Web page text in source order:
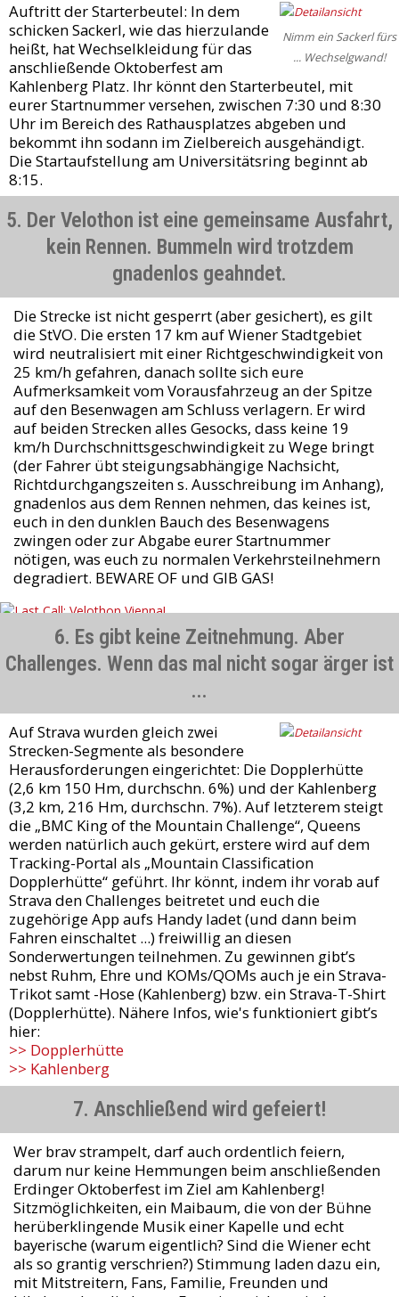
Nimm ein Sackerl fürs
... Wechselgwand!
Auftritt der Starterbeutel: In dem
schicken Sackerl, wie das hierzulande
heißt, hat Wechselkleidung für das
anschließende Oktoberfest am
Kahlenberg Platz. Ihr könnt den Starterbeutel, mit
eurer Startnummer versehen, zwischen 7:30 und 8:30
Uhr im Bereich des Rathausplatzes abgeben und
bekommt ihn sodann im Zielbereich ausgehändigt.
Die Startaufstellung am Universitätsring beginnt ab
8:15.
5. Der Velothon ist eine gemeinsame Ausfahrt,
kein Rennen. Bummeln wird trotzdem
gnadenlos geahndet.
Die Strecke ist nicht gesperrt (aber gesichert), es gilt
die StVO. Die ersten 17 km auf Wiener Stadtgebiet
wird neutralisiert mit einer Richtgeschwindigkeit von
25 km/h gefahren, danach sollte sich eure
Aufmerksamkeit vom Vorausfahrzeug an der Spitze
auf den Besenwagen am Schluss verlagern. Er wird
auf beiden Strecken alles Gesocks, dass keine 19
km/h Durchschnittsgeschwindigkeit zu Wege bringt
(der Fahrer übt steigungsabhängige Nachsicht,
Richtdurchgangszeiten s. Ausschreibung im Anhang),
gnadenlos aus dem Rennen nehmen, das keines ist,
euch in den dunklen Bauch des Besenwagens
zwingen oder zur Abgabe eurer Startnummer
nötigen, was euch zu normalen Verkehrsteilnehmern
degradiert. BEWARE OF und GIB GAS!
6. Es gibt keine Zeitnehmung. Aber
Challenges. Wenn das mal nicht sogar ärger ist
...
Auf Strava wurden gleich zwei
Strecken-Segmente als besondere
Herausforderungen eingerichtet: Die Dopplerhütte
(2,6 km 150 Hm, durchschn. 6%) und der Kahlenberg
(3,2 km, 216 Hm, durchschn. 7%). Auf letzterem steigt
die „BMC King of the Mountain Challenge“, Queens
werden natürlich auch gekürt, erstere wird auf dem
Tracking-Portal als „Mountain Classification
Dopplerhütte“ geführt. Ihr könnt, indem ihr vorab auf
Strava den Challenges beitretet und euch die
zugehörige App aufs Handy ladet (und dann beim
Fahren einschaltet ...) freiwillig an diesen
Sonderwertungen teilnehmen. Zu gewinnen gibt’s
nebst Ruhm, Ehre und KOMs/QOMs auch je ein Strava-
Trikot samt -Hose (Kahlenberg) bzw. ein Strava-T-Shirt
(Dopplerhütte). Nähere Infos, wie's funktioniert gibt’s
hier:
>> Dopplerhütte
>> Kahlenberg
7. Anschließend wird gefeiert!
Wer brav strampelt, darf auch ordentlich feiern,
darum nur keine Hemmungen beim anschließenden
Erdinger Oktoberfest im Ziel am Kahlenberg!
Sitzmöglichkeiten, ein Maibaum, die von der Bühne
herüberklingende Musik einer Kapelle und echt
bayerische (warum eigentlich? Sind die Wiener echt
als so grantig verschrien?) Stimmung laden dazu ein,
mit Mitstreitern, Fans, Familie, Freunden und